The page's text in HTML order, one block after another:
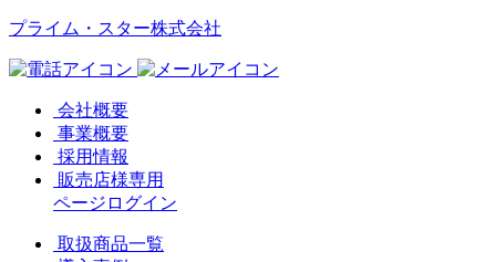
プライム・スター株式会社
会社概要
事業概要
採用情報
販売店様専用
ページログイン
取扱商品一覧